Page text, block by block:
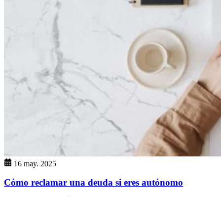
16 may. 2025
Cómo reclamar una deuda si eres autónomo